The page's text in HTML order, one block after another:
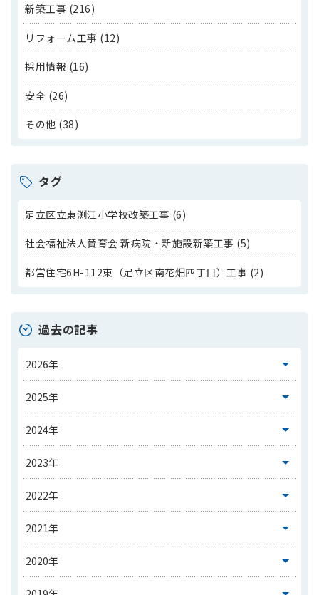
新築工事 (216)
リフォーム工事 (12)
採用情報 (16)
安全 (26)
その他 (38)
タグ
足立区立東渕江小学校改築工事 (6)
社会福祉法人賛育会 新病院・新施設新築工事 (5)
都営住宅6H-112東（足立区南花畑四丁目）工事 (2)
過去の記事